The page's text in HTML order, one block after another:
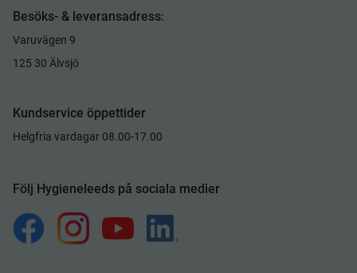
Besöks- & leveransadress:
Varuvägen 9
125 30 Älvsjö
Kundservice öppettider
Helgfria vardagar 08.00-17.00
Följ Hygieneleeds på sociala medier